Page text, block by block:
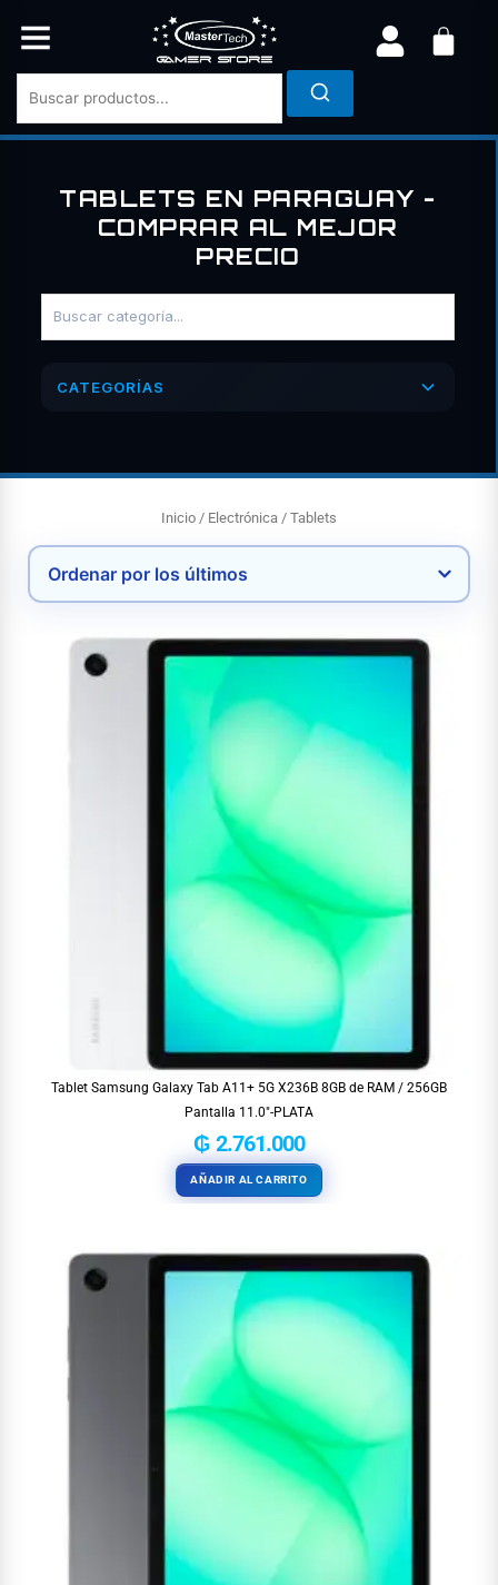
TABLETS EN PARAGUAY -
COMPRAR AL MEJOR
PRECIO
CATEGORÍAS
Inicio / Electrónica / Tablets
Tablet Samsung Galaxy Tab A11+ 5G X236B 8GB de RAM / 256GB
Pantalla 11.0″-PLATA
₲ 2.761.000
AÑADIR AL CARRITO